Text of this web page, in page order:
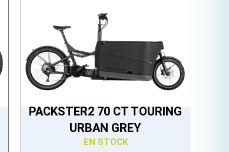
PACKSTER2 70 CT TOURING
URBAN GREY
EN STOCK